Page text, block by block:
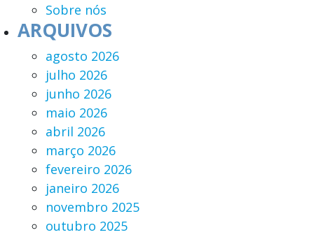
Sobre nós
ARQUIVOS
agosto 2026
julho 2026
junho 2026
maio 2026
abril 2026
março 2026
fevereiro 2026
janeiro 2026
novembro 2025
outubro 2025